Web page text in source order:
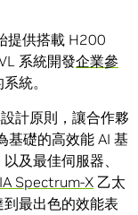
提供搭載 H200
系統開發企業參
統。
計原則，讓合作夥
基礎的高效能 AI 基
及最佳伺服器、
Spectrum-X 乙太
最出色的效能表